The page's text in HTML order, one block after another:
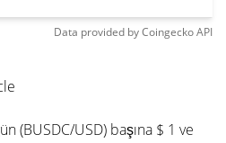
Data provided byCoingeckoAPI
(BUSDC/USD) başına $ 1 ve